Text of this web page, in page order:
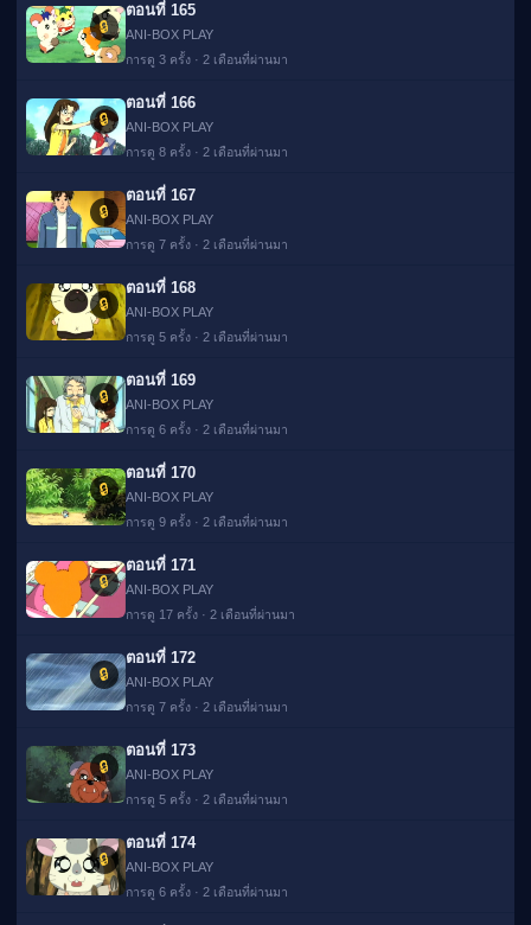
🔒
ตอนที่ 165
ANI-BOX PLAY
การดู 3 ครั้ง · 2 เดือนที่ผ่านมา
🔒
ตอนที่ 166
ANI-BOX PLAY
การดู 8 ครั้ง · 2 เดือนที่ผ่านมา
🔒
ตอนที่ 167
ANI-BOX PLAY
การดู 7 ครั้ง · 2 เดือนที่ผ่านมา
🔒
ตอนที่ 168
ANI-BOX PLAY
การดู 5 ครั้ง · 2 เดือนที่ผ่านมา
🔒
ตอนที่ 169
ANI-BOX PLAY
การดู 6 ครั้ง · 2 เดือนที่ผ่านมา
🔒
ตอนที่ 170
ANI-BOX PLAY
การดู 9 ครั้ง · 2 เดือนที่ผ่านมา
🔒
ตอนที่ 171
ANI-BOX PLAY
การดู 17 ครั้ง · 2 เดือนที่ผ่านมา
🔒
ตอนที่ 172
ANI-BOX PLAY
การดู 7 ครั้ง · 2 เดือนที่ผ่านมา
🔒
ตอนที่ 173
ANI-BOX PLAY
การดู 5 ครั้ง · 2 เดือนที่ผ่านมา
🔒
ตอนที่ 174
ANI-BOX PLAY
การดู 6 ครั้ง · 2 เดือนที่ผ่านมา
🌐 View this
site in
English?